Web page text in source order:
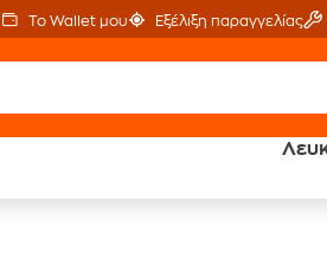
Το Wallet μου Εξέλιξη παραγγελίας
Έλα